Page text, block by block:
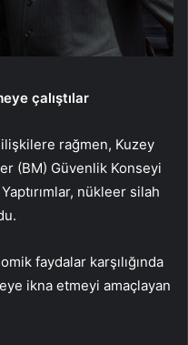
çalıştılar
ilişkilere rağmen, Kuzey
(BM) Güvenlik Konseyi
nükleer silah
faydalar karşılığında
ikna etmeyi amaçlayan